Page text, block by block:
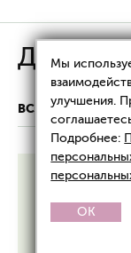
ВСЕ ВРАЧИ
График
Понедельник
Мы
улучшения.
Подробнее:
OK